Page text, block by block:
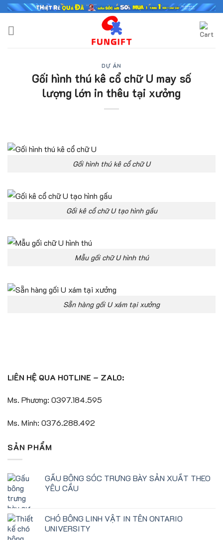
Skip
content
DỰ ÁN
Gối hình thú kê cổ chữ U may số
lượng lớn in thêu tại xưởng
Gối hình thú kê cổ chữ U
Gối kê cổ chữ U tạo hình gấu
Mẫu gối chữ U hình thú
Sẵn hàng gối U xám tại xưởng
LIÊN HỆ QUA HOTLINE – ZALO:
Ms. Phương: 0397.184.595
Ms. Minh: 0376.288.492
SẢN PHẨM
GẤU BÔNG SÓC TRƯNG BÀY SẢN XUẤT THEO
YÊU CẦU
CHÓ BÔNG LINH VẬT IN TÊN ONTARIO
UNIVERSITY